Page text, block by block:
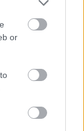
or
Adja
és hírlevelünk a
hétre